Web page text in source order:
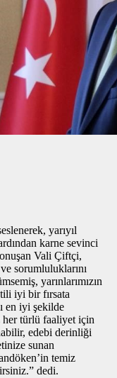
yarıyıl
karne sevinci
Vali Çiftçi,
sorumluluklarını
yarınlarımızın
iyi bir fırsata
en iyi şekilde
her türlü faaliyet için
edebi derinliği
sunan
temiz
dedi.